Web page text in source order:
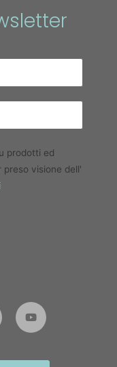
prodotti ed
visione dell'